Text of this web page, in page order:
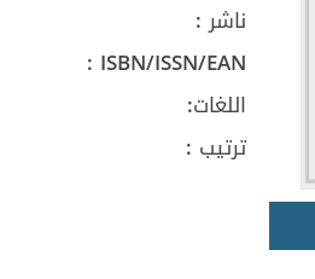
ناشر :
ISBN/ISSN/EAN :
اللغات:
ترتيب :